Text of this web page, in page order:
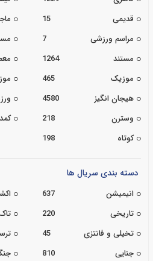
قدیمی
15
مراسم ورزشی
7
مستند
1264
موزیک
465
هیجان انگیز
4580
وسترن
218
کوتاه
198
دسته بندی سریال ها
انیمیشن 637
تاریخی
220
تخیلی و فانتزی
45
جنایی
810